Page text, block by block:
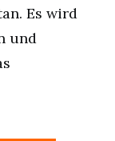
Es wird
und